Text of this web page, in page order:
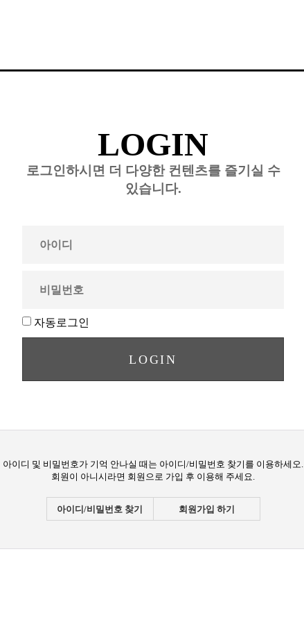
LOGIN
로그인하시면 더 다양한 컨텐츠를 즐기실 수
있습니다.
자동로그인
아이디 및 비밀번호가 기억 안나실 때는 아이디/비밀번호 찾기를 이용하세오.
회원이 아니시라면 회원으로 가입 후 이용해 주세요.
아이디/비밀번호 찾기 회원가입 하기